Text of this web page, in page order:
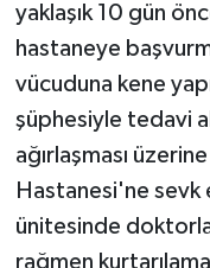
yaklaşık 10 gün
hastaneye
vücuduna kene
şüphesiyle tedavi
ağırlaşması
Hastanesi'ne sevk
ünitesinde
rağmen